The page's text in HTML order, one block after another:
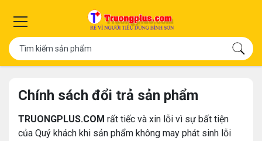
Chính sách đổi trả sản phẩm
TRUONGPLUS.COM rất tiếc và xin lỗi vì sự bất tiện
của Quý khách khi sản phẩm không may phát sinh lỗi